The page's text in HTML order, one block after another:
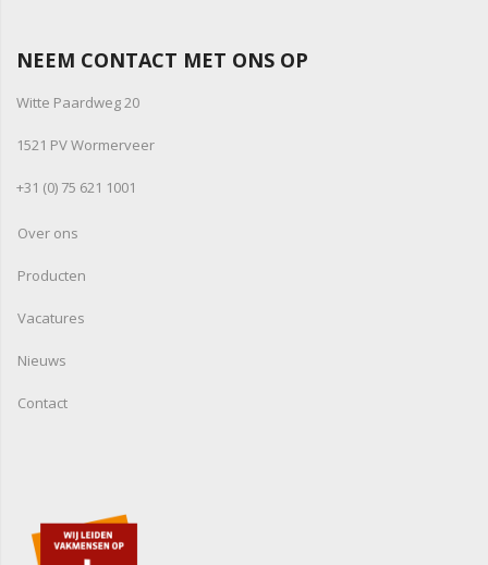
NEEM CONTACT MET ONS OP
Witte Paardweg 20
1521 PV Wormerveer
+31 (0) 75 621 1001
Over ons
Producten
Vacatures
Nieuws
Contact